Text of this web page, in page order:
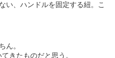
い、ハンドルを固定する紐。こ
ん。
きたものだと思う。